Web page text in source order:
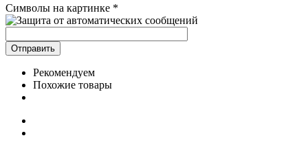
Символы на картинке *
Рекомендуем
Похожие товары